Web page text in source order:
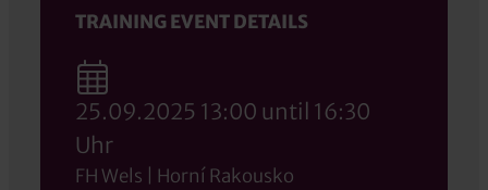
TRAINING EVENT DETAILS
25.09.2025 13:00 until 16:30
Uhr
FH Wels | Horní Rakousko